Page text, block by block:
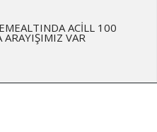
ACİLL 100
ARAYIŞIMIZ VAR